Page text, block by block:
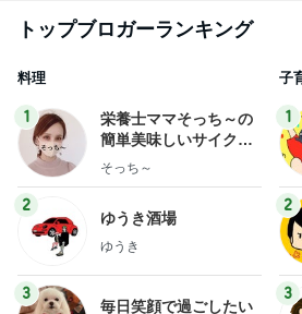
トップブロガーランキング
料理
1
栄養士ママそっち～の
簡単美味しいサイクル
献立
そっち～
2
ゆうき酒場
ゆうき
3
毎日笑顔で過ごしたい
子
1
2
3